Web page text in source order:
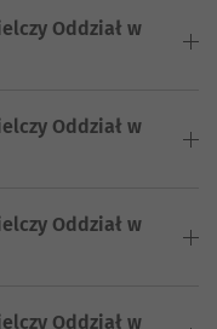
Oddział w
Oddział w
Oddział w
Oddział w